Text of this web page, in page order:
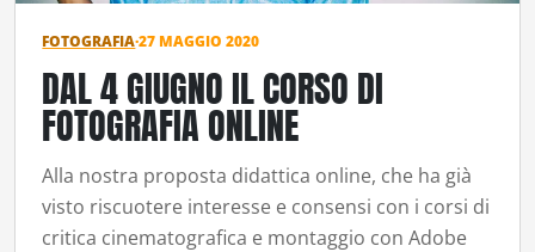
FOTOGRAFIA·27 MAGGIO 2020
DAL 4 GIUGNO IL CORSO DI
FOTOGRAFIA ONLINE
Alla nostra proposta didattica online, che ha già
visto riscuotere interesse e consensi con i corsi di
critica cinematografica e montaggio con Adobe